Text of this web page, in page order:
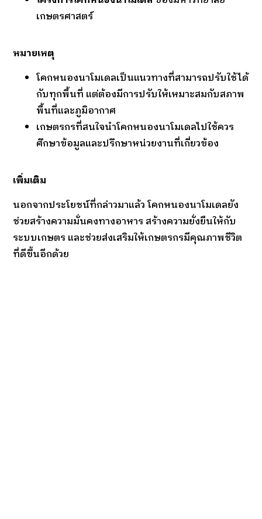
เกษตรศาสตร์
หมายเหตุ
โคกหนองนาโมเดลเป็นแนวทางที่สามารถปรับใช้ได้
กับทุกพื้นที่ แต่ต้องมีการปรับให้เหมาะสมกับสภาพ
พื้นที่และภูมิอากาศ
เกษตรกรที่สนใจนำโคกหนองนาโมเดลไปใช้ควร
ศึกษาข้อมูลและปรึกษาหน่วยงานที่เกี่ยวข้อง
เพิ่มเติม
นอกจากประโยชน์ที่กล่าวมาแล้ว โคกหนองนาโมเดลยัง
ช่วยสร้างความมั่นคงทางอาหาร สร้างความยั่งยืนให้กับ
ระบบเกษตร และช่วยส่งเสริมให้เกษตรกรมีคุณภาพชีวิต
ที่ดีขึ้นอีกด้วย